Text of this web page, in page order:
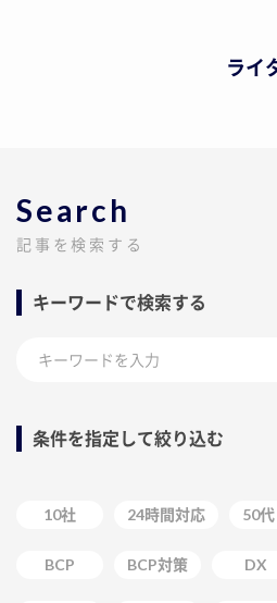
ライ
Search
記事を検索する
キーワードで検索する
条件を指定して絞り込む
10社 24時間対応 50
BCP BCP対策 DX